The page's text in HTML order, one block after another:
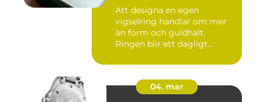
Att designa en egen
vigselring handlar om mer
än form och guldhalt.
Ringen blir ett dagligt
04. mar